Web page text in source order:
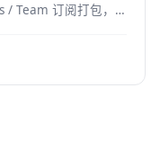
/ Team 订阅打包，